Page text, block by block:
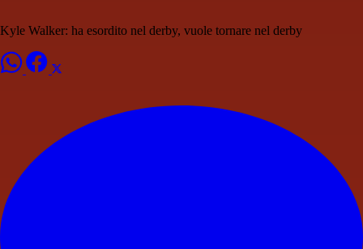
Kyle Walker: ha esordito nel derby, vuole tornare nel derby